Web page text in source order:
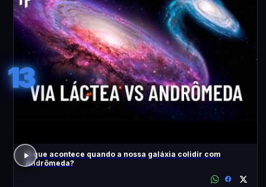
13
O que acontece quando a nossa galáxia colidir com
Andrômeda?